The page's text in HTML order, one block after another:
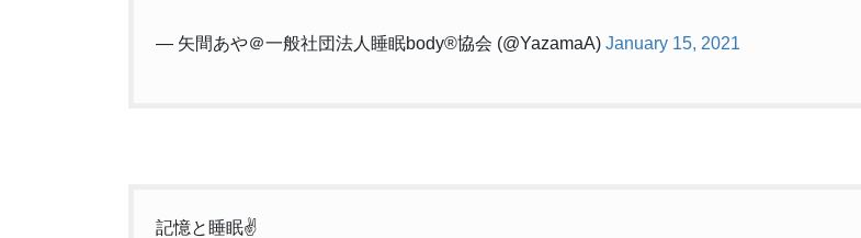
— 矢間あや＠一般社団法人睡眠body®協会 (@YazamaA) January 15, 2021
記憶と睡眠✌️